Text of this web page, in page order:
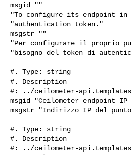
msgid ""
"To configure its endpoint in
"authentication token."
msgstr ""
"Per configurare il proprio
"bisogno del token di
#. Type: string
#. Description
#: ../ceilometer-
msgid "Ceilometer endpoint IP
msgstr "Indirizzo IP del
#. Type: string
#. Description
#: ../ceilometer-